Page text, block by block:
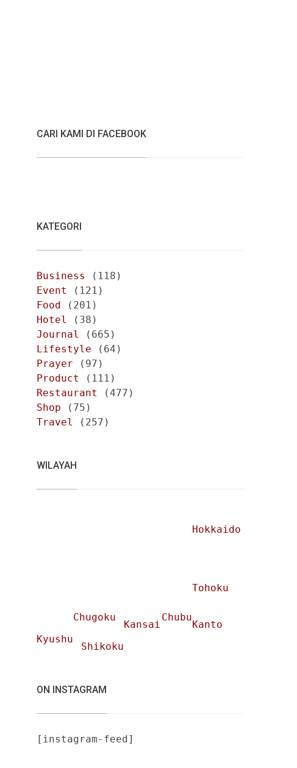
CARI KAMI DI FACEBOOK
KATEGORI
Business
(118)
Event
(121)
Food (201)
Hotel
(38)
Journal
(665)
Lifestyle (64)
Prayer (97)
Product
(111)
Restaurant
(477)
Shop (75)
Travel
(257)
WILAYAH
Hokkaido
Tohoku
Chubu
Chugoku
Kansai
Kanto
Kyushu
Shikoku
ON INSTAGRAM
[instagram-feed]